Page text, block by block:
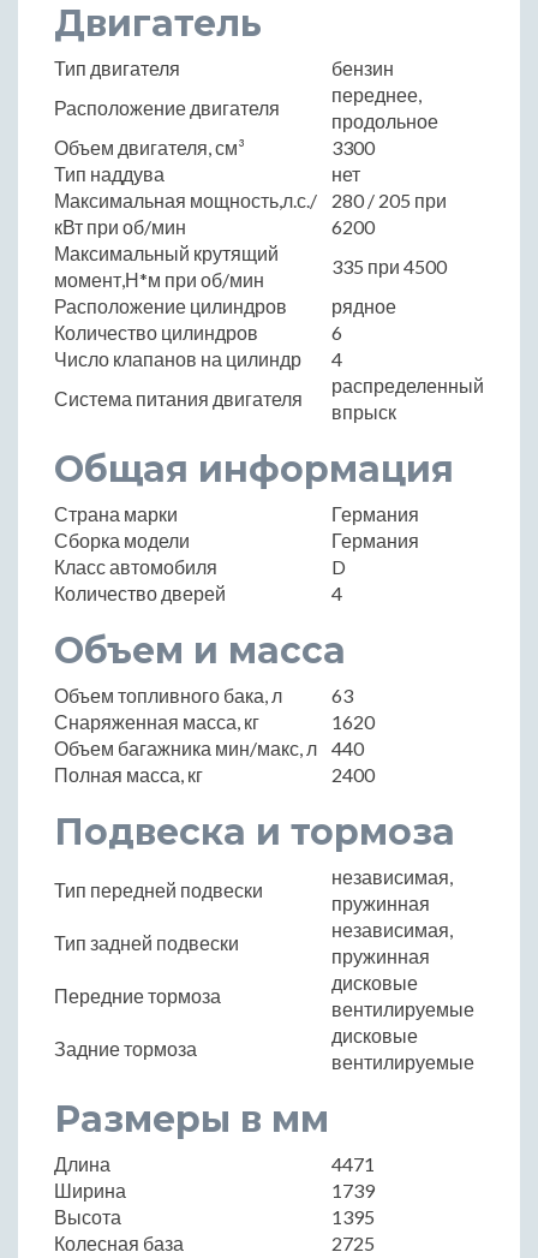
Двигатель
Тип двигателя
бензин
Расположение двигателя
переднее,
продольное
Объем двигателя, см³
3300
Тип наддува
нет
Максимальная мощность,л.с./
кВт при об/мин
280 / 205 при
6200
Максимальный крутящий
момент,Н*м при об/мин
335 при 4500
Расположение цилиндров
рядное
Количество цилиндров
6
Число клапанов на цилиндр
4
Система питания двигателя
распределенный
впрыск
Общая информация
Страна марки
Германия
Сборка модели
Германия
Класс автомобиля
D
Количество дверей
4
Объем и масса
Объем топливного бака, л
63
Снаряженная масса, кг
1620
Объем багажника мин/макс, л
440
Полная масса, кг
2400
Подвеска и тормоза
Тип передней подвески
независимая,
пружинная
Тип задней подвески
независимая,
пружинная
Передние тормоза
дисковые
вентилируемые
Задние тормоза
дисковые
вентилируемые
Размеры в мм
Длина
4471
Ширина
1739
Высота
1395
Колесная база
2725